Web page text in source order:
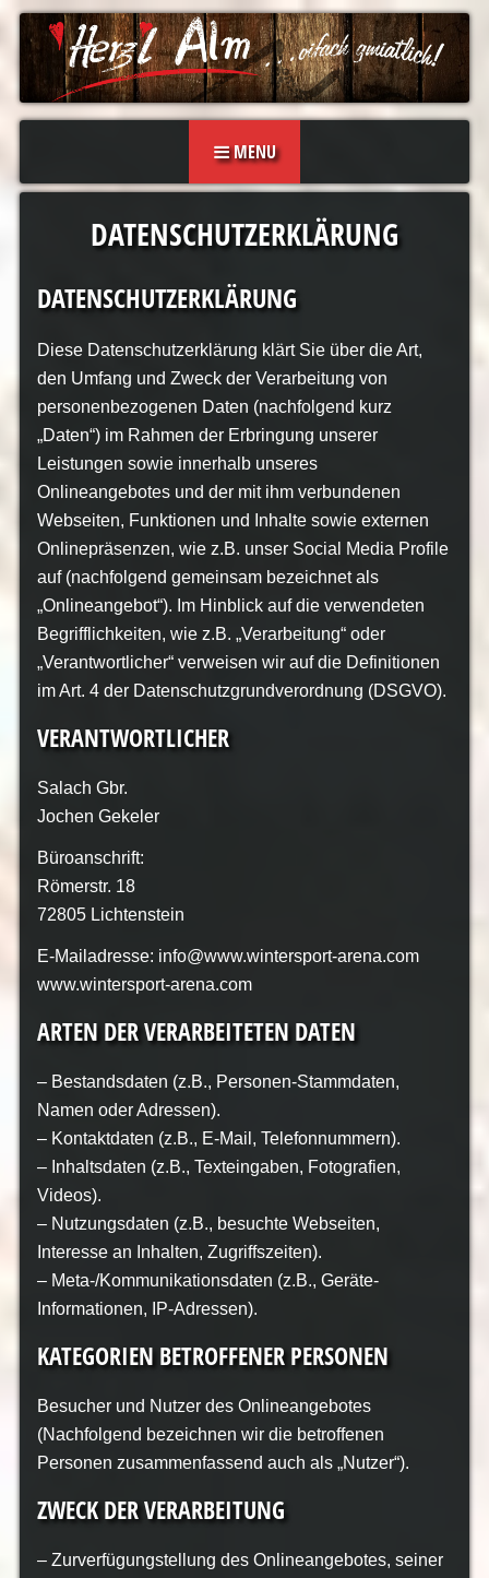
MENU
DATENSCHUTZERKLÄRUNG
DATENSCHUTZERKLÄRUNG
Diese Datenschutzerklärung klärt Sie über die Art,
den Umfang und Zweck der Verarbeitung von
personenbezogenen Daten (nachfolgend kurz
„Daten“) im Rahmen der Erbringung unserer
Leistungen sowie innerhalb unseres
Onlineangebotes und der mit ihm verbundenen
Webseiten, Funktionen und Inhalte sowie externen
Onlinepräsenzen, wie z.B. unser Social Media Profile
auf (nachfolgend gemeinsam bezeichnet als
„Onlineangebot“). Im Hinblick auf die verwendeten
Begrifflichkeiten, wie z.B. „Verarbeitung“ oder
„Verantwortlicher“ verweisen wir auf die Definitionen
im Art. 4 der Datenschutzgrundverordnung (DSGVO).
VERANTWORTLICHER
Salach Gbr.
Jochen Gekeler
Büroanschrift:
Römerstr. 18
72805 Lichtenstein
E-Mailadresse: info@www.wintersport-arena.com
www.wintersport-arena.com
ARTEN DER VERARBEITETEN DATEN
– Bestandsdaten (z.B., Personen-Stammdaten,
Namen oder Adressen).
– Kontaktdaten (z.B., E-Mail, Telefonnummern).
– Inhaltsdaten (z.B., Texteingaben, Fotografien,
Videos).
– Nutzungsdaten (z.B., besuchte Webseiten,
Interesse an Inhalten, Zugriffszeiten).
– Meta-/Kommunikationsdaten (z.B., Geräte-
Informationen, IP-Adressen).
KATEGORIEN BETROFFENER PERSONEN
Besucher und Nutzer des Onlineangebotes
(Nachfolgend bezeichnen wir die betroffenen
Personen zusammenfassend auch als „Nutzer“).
ZWECK DER VERARBEITUNG
– Zurverfügungstellung des Onlineangebotes, seiner